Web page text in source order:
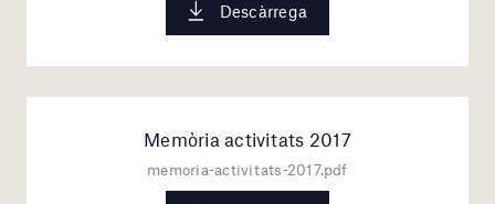
Descàrrega
Memòria activitats 2017
memoria-activitats-2017.pdf